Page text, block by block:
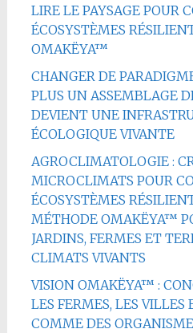
LIRE LE PAYSAGE POUR
ÉCOSYSTÈMES
OMAKËYA™
CHANGER DE
PLUS UN ASSEMBLAGE
DEVIENT UNE
ÉCOLOGIQUE VIVANTE
AGROCLIMATOLOGIE :
MICROCLIMATS POUR
ÉCOSYSTÈMES
MÉTHODE OMAKËYA™
JARDINS, FERMES ET
CLIMATS VIVANTS
VISION OMAKËYA™ :
LES FERMES, LES VILLES
COMME DES